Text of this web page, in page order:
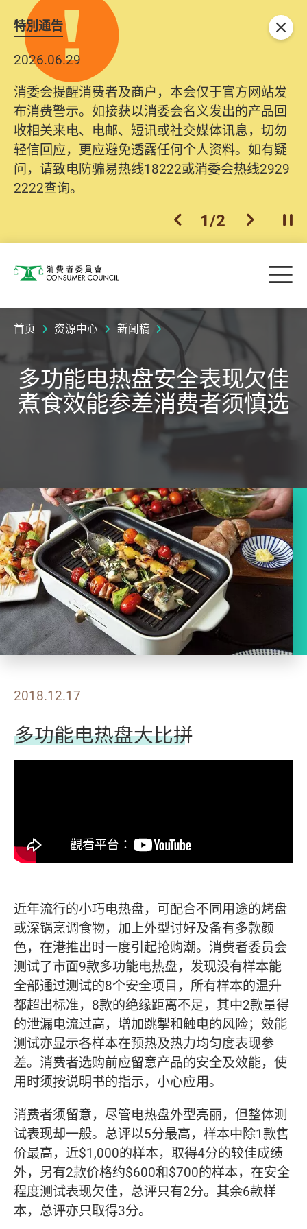
特別通告
2026.06.29
消委会提醒消费者及商户，本会仅于官方网站发
布消费警示。如接获以消委会名义发出的产品回
收相关来电、电邮、短讯或社交媒体讯息，切勿
轻信回应，更应避免透露任何个人资料。如有疑
问，请致电防骗易热线18222或消委会热线2929
2222查询。
上一个
1/2 下一个开
关闭
消费者委员会 目
首页 资源中心 新闻稿
多功能电热盘安全表现欠佳
煮食效能参差消费者须慎选
2018.12.17
多功能电热盘大比拼
近年流行的小巧电热盘，可配合不同用途的烤盘
或深锅烹调食物，加上外型讨好及备有多款颜
色，在港推出时一度引起抢购潮。消费者委员会
测试了市面9款多功能电热盘，发现没有样本能
全部通过测试的8个安全项目，所有样本的温升
都超出标准，8款的绝缘距离不足，其中2款量得
的泄漏电流过高，增加跳掣和触电的风险；效能
测试亦显示各样本在预热及热力均匀度表现参
差。消费者选购前应留意产品的安全及效能，使
用时须按说明书的指示，小心应用。
消费者须留意，尽管电热盘外型亮丽，但整体测
试表现却一般。总评以5分最高，样本中除1款售
价最高，近$1,000的样本，取得4分的较佳成绩
外，另有2款价格约$600和$700的样本，在安全
程度测试表现欠佳，总评只有2分。其余6款样
本，总评亦只取得3分。